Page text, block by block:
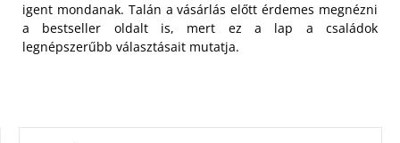
igent mondanak. Talán a vásárlás előtt érdemes megnézni
a bestseller oldalt is, mert ez a lap a családok
legnépszerűbb választásait mutatja.